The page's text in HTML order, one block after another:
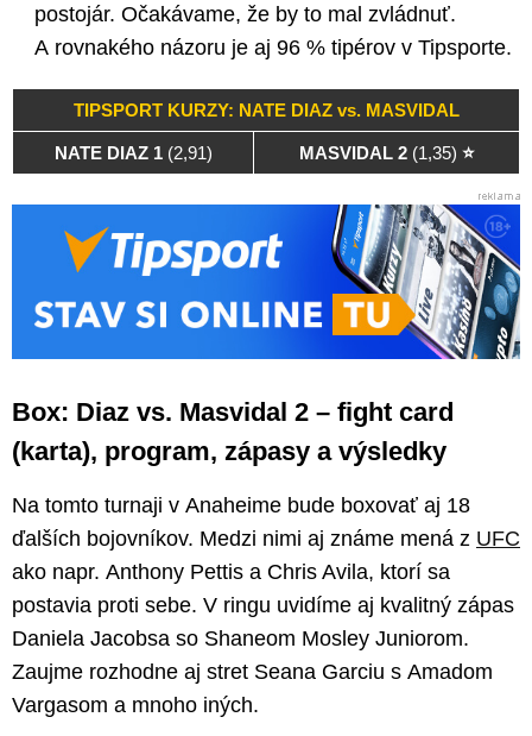
postojár. Očakávame, že by to mal zvládnuť.
A rovnakého názoru je aj 96 % tipérov v Tipsporte.
TIPSPORT KURZY: NATE DIAZ vs. MASVIDAL
NATE DIAZ 1(2,91) MASVIDAL 2(1,35) ⭐
Box: Diaz vs. Masvidal 2 – fight card
(karta), program, zápasy a výsledky
Na tomto turnaji v Anaheime bude boxovať aj 18
ďalších bojovníkov. Medzi nimi aj známe mená z UFC
ako napr. Anthony Pettis a Chris Avila, ktorí sa
postavia proti sebe. V ringu uvidíme aj kvalitný zápas
Daniela Jacobsa so Shaneom Mosley Juniorom.
Zaujme rozhodne aj stret Seana Garciu s Amadom
Vargasom a mnoho iných.